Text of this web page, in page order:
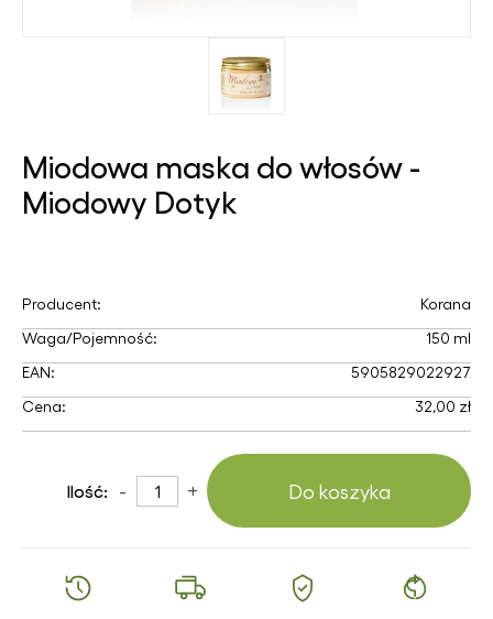
Miodowa maska do włosów -
Miodowy Dotyk
Producent:
Korana
Waga/Pojemność:
150 ml
EAN:
5905829022927
Cena:
32,00 zł
Ilość: - + Do koszyka